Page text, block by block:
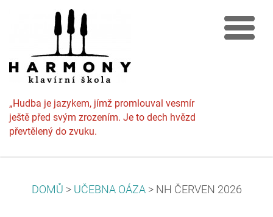
„Hudba je jazykem, jímž promlouval vesmír
ještě před svým zrozením. Je to dech hvězd
převtělený do zvuku.
DOMŮ > UČEBNA OÁZA > NH ČERVEN 2026